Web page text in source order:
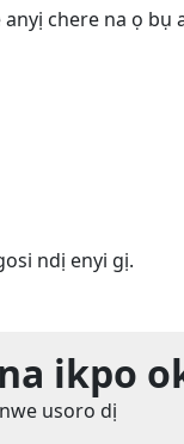
chere na ọ bụ
ndị enyi gị.
ikpo
usoro dị